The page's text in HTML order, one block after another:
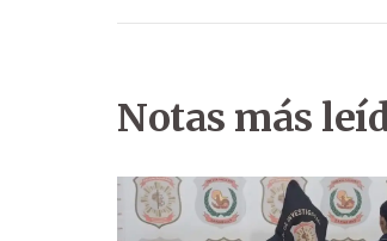
Notas más